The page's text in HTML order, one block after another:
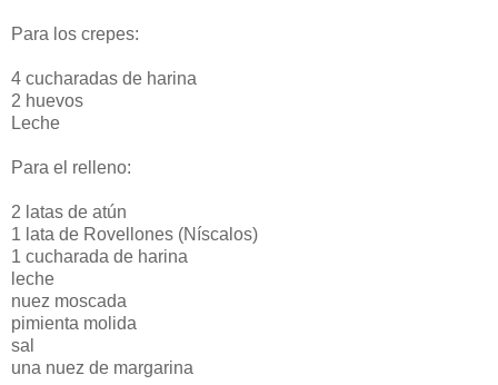
Para los crepes:
4 cucharadas de harina
2 huevos
Leche
Para el relleno:
2 latas de atún
1 lata de Rovellones (Níscalos)
1 cucharada de harina
leche
nuez moscada
pimienta molida
sal
una nuez de margarina